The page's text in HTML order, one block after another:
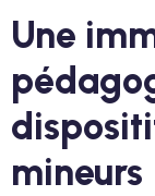
Une
mineurs